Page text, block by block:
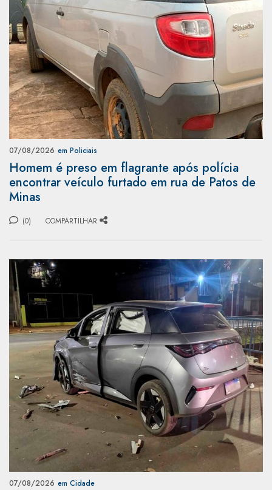
07/08/2026 em Policiais
Homem é preso em flagrante após polícia
encontrar veículo furtado em rua de Patos de
Minas
(0) COMPARTILHAR
07/08/2026 em Cidade